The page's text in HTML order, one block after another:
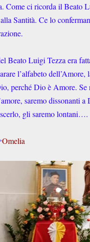
Come ci ricorda il Beato
Santità. Ce lo
Beato Luigi Tezza era
l’alfabeto dell’Amore,
perché Dio è Amore. Se
saremo dissonanti
gli saremo lontani….
Omelia